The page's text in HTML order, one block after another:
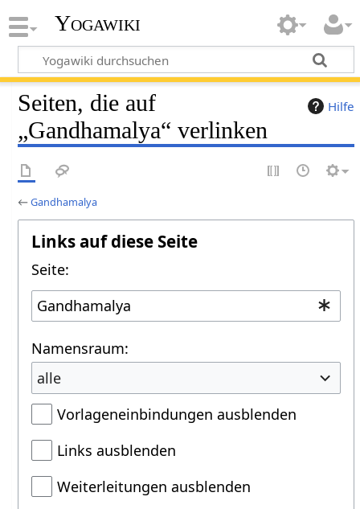
Yogawiki
Hilfe
Seiten, die auf
„Gandhamalya“ verlinken
←Gandhamalya
Links auf diese Seite
Seite:
Namensraum:
alle
Vorlageneinbindungen ausblenden
Links ausblenden
Weiterleitungen ausblenden